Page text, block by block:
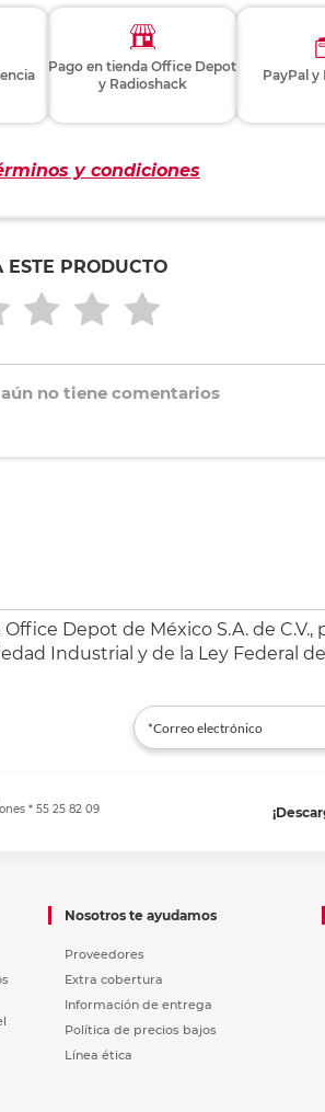
Pago en tienda Office Depot
y Radioshack
PayPal y
y condiciones
ESTE PRODUCTO
no tiene comentarios
Depot de México S.A. de
Industrial y de la Ley Federal
* 55 25 82 09
Nosotros te ayudamos
Proveedores
Extra cobertura
Información de entrega
Política de precios bajos
Línea ética